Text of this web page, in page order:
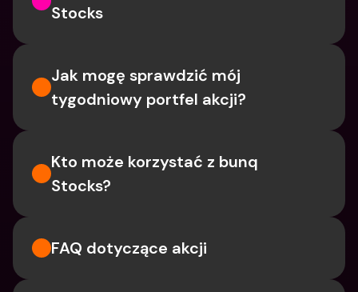
Stocks
Jak mogę sprawdzić mój
tygodniowy portfel akcji?
Kto może korzystać z bunq
Stocks?
FAQ dotyczące akcji